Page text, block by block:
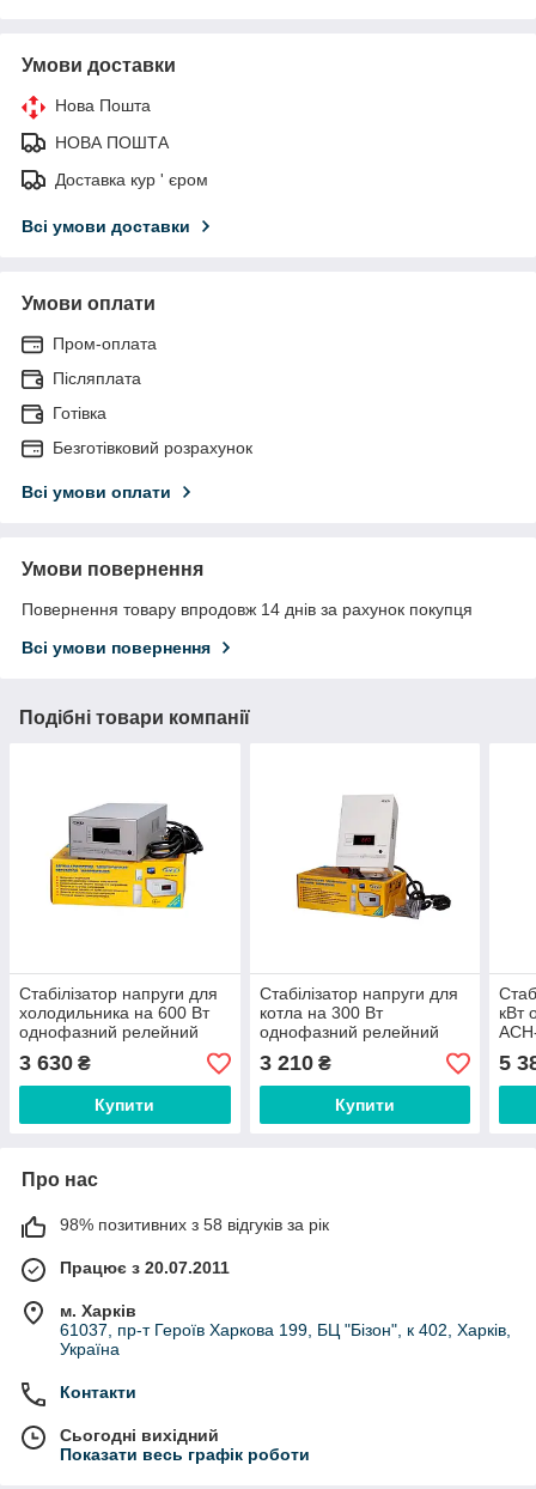
Умови доставки
Нова Пошта
НОВА ПОШТА
Доставка кур ' єром
Всі умови доставки
Умови оплати
Пром-оплата
Післяплата
Готівка
Безготівковий розрахунок
Всі умови оплати
Умови повернення
Повернення товару впродовж 14 днів за рахунок покупця
Всі умови повернення
Подібні товари компанії
Стабілізатор напруги для
холодильника на 600 Вт
однофазний релейний
АСН - 600, для котла
3 630 ₴
Купити
Стабілізатор напруги для
котла на 300 Вт
однофазний релейний
LVT АСН – 300 Н
3 210₴
Купити
кВт
5
Про нас
98% позитивних з 58 відгуків за рік
Працює з 20.07.2011
м. Харків
61037, пр-т Героїв Харкова 199, БЦ "Бізон", к 402, Харків,
Україна
Контакти
Сьогодні вихідний
Показати весь графік роботи